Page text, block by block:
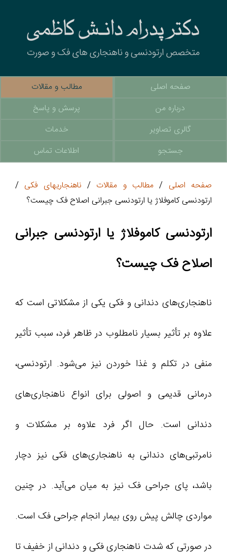
صفحه اصلی
مطالب و مقالات
درباره من
پرسش و پاسخ
گالری تصاویر
خدمات
جستجو
اطلاعات تماس
صفحه اصلی / مطالب و مقالات / ناهنجاریهای فکی /
ارتودنسی کاموفلاژ یا ارتودنسی جبرانی اصلاح فک چیست؟
ارتودنسی کاموفلاژ یا ارتودنسی جبرانی
اصلاح فک چیست؟
ناهنجاری‌های دندانی و فکی یکی از مشکلاتی است که
علاوه بر تأثیر بسیار نامطلوب در ظاهر فرد، سبب تأثیر
منفی در تکلم و غذا خوردن نیز می‌شود. ارتودنسی،
درمانی قدیمی و اصولی برای انواع ناهنجاری‌های
دندانی است. حال اگر فرد علاوه بر مشکلات و
نامرتبی‌های دندانی به ناهنجاری‌های فکی نیز دچار
باشد، پای جراحی فک نیز به میان می‌آید. در چنین
مواردی چالش پیش روی بیمار انجام جراحی فک است.
در صورتی که شدت ناهنجاری فکی و دندانی از خفیف تا